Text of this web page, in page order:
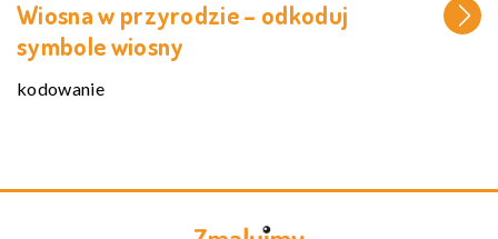
Wiosna w przyrodzie – odkoduj
symbole wiosny
kodowanie